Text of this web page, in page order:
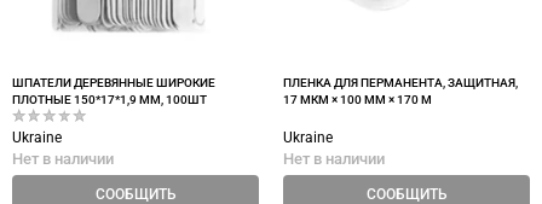
ШПАТЕЛИ ДЕРЕВЯННЫЕ ШИРОКИЕ
ПЛОТНЫЕ 150*17*1,9 ММ, 100ШТ
Ukraine
Нет в наличии
СООБЩИТЬ
ПЛЕНКА ДЛЯ ПЕРМАНЕНТА, ЗАЩИТНАЯ,
17 МКМ × 100 ММ × 170 М
Ukraine
Нет в наличии
СООБЩИТЬ